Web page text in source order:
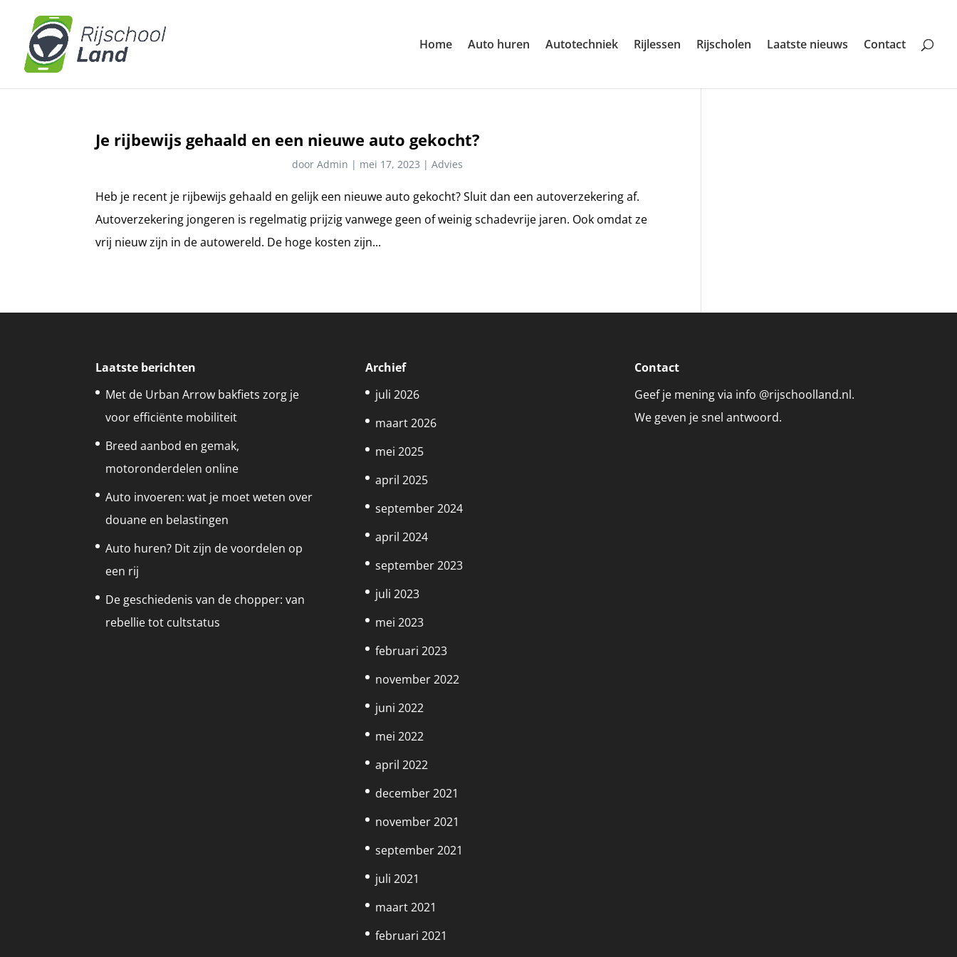
Home Auto huren Autotechniek Rijlessen Rijscholen Laatste nieuws Contact
Je rijbewijs gehaald en een nieuwe auto gekocht?
doorAdmin | mei 17, 2023 |Advies
Heb je recent je rijbewijs gehaald en gelijk een nieuwe auto gekocht? Sluit dan een autoverzekering af.
Autoverzekering jongeren is regelmatig prijzig vanwege geen of weinig schadevrije jaren. Ook omdat ze
vrij nieuw zijn in de autowereld. De hoge kosten zijn...
Laatste berichten
Met de Urban Arrow bakfiets zorg je
voor efficiënte mobiliteit
Breed aanbod en gemak,
motoronderdelen online
Auto invoeren: wat je moet weten over
douane en belastingen
Auto huren? Dit zijn de voordelen op
een rij
De geschiedenis van de chopper: van
rebellie tot cultstatus
Archief
juli 2026
maart 2026
mei 2025
april 2025
september 2024
april 2024
september 2023
juli 2023
mei 2023
februari 2023
november 2022
juni 2022
mei 2022
april 2022
december 2021
november 2021
september 2021
juli 2021
maart 2021
februari 2021
Contact
Geef je mening via info @rijschoolland.nl.
We geven je snel antwoord.